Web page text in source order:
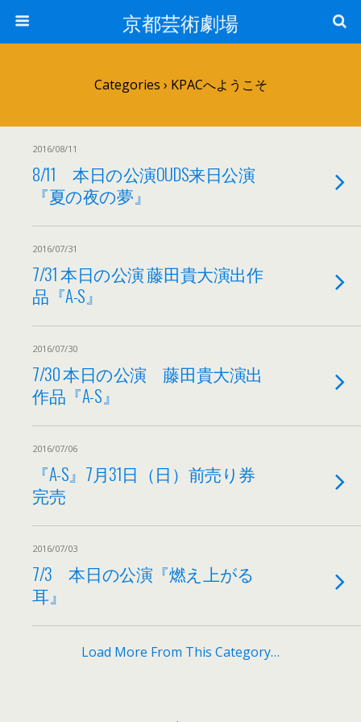
京都芸術劇場
Categories › KPACへようこそ
2016/08/11
8/11 本日の公演OUDS来日公演
『夏の夜の夢』
2016/07/31
7/31 本日の公演 藤田貴大演出作
品『A-S』
2016/07/30
7/30 本日の公演 藤田貴大演出
作品『A-S』
2016/07/06
『A-S』7月31日（日）前売り券
完売
2016/07/03
7/3 本日の公演『燃え上がる
耳』
Load More From This Category…